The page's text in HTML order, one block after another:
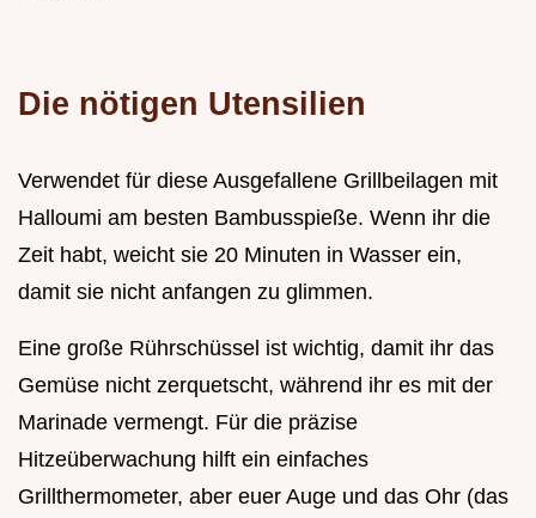
Die nötigen Utensilien
Verwendet für diese Ausgefallene Grillbeilagen mit
Halloumi am besten Bambusspieße. Wenn ihr die
Zeit habt, weicht sie 20 Minuten in Wasser ein,
damit sie nicht anfangen zu glimmen.
Eine große Rührschüssel ist wichtig, damit ihr das
Gemüse nicht zerquetscht, während ihr es mit der
Marinade vermengt. Für die präzise
Hitzeüberwachung hilft ein einfaches
Grillthermometer, aber euer Auge und das Ohr (das